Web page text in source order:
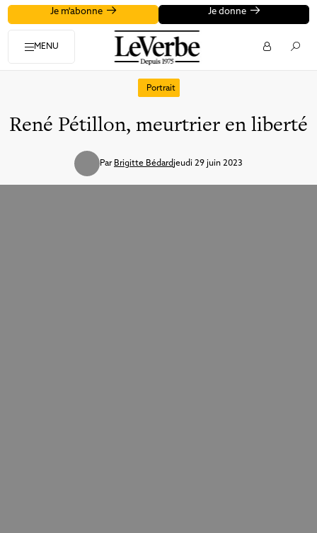
Je m'abonne Je donne
MENU
Portrait
René Pétillon, meurtrier en liberté
Par Brigitte Bédard jeudi 29 juin 2023